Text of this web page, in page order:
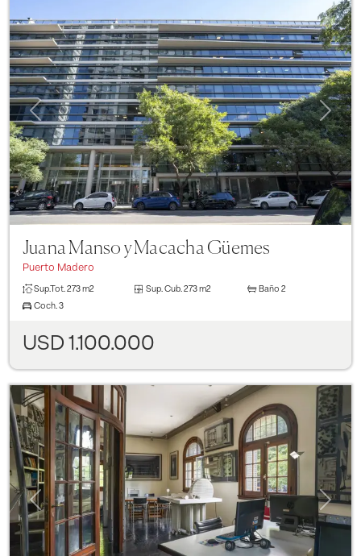
Previous Next
Juana Manso y Macacha Güemes
Puerto Madero
Sup.Tot. 273 m2 Sup. Cub. 273 m2 Baño 2
Coch. 3
USD 1.100.000
Previous Next